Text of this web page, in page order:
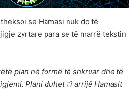
se Hamasi nuk do të
zyrtare para se të marrë tekstin
plan në formë të shkruar dhe të
Plani duhet t’i arrijë Hamasit